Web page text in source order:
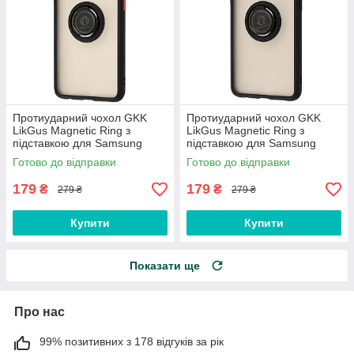
Протиударний чохол GKK
LikGus Magnetic Ring з
підставкою для Samsung
Galaxy A10s 2019 A107 Black
Готово до відправки
179 ₴ 279 ₴
Купити
Протиударний чохол GKK
LikGus Magnetic Ring з
підставкою для Samsung
Galaxy A10s (2019) A107
Black
Готово до відправки
179 ₴ 279 ₴
Купити
Показати ще
Про нас
99% позитивних з 178 відгуків за рік